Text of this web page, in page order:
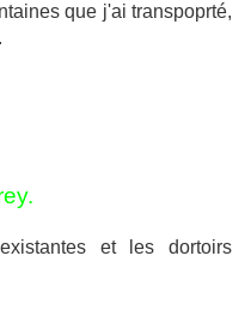
que j'ai transpoprté,
et les dortoirs